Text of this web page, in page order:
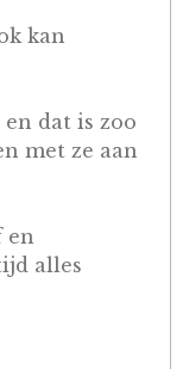
kan
dat is zoo
met ze aan
en
alles